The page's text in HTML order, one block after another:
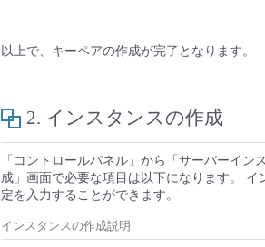
以上で、キーペアの作成が完了となります。
2. インスタンスの作成
「コントロールパネル」から「サーバーイ
成」画面で必要な項目は以下になります。
定を入力することができます。
インスタンスの作成説明